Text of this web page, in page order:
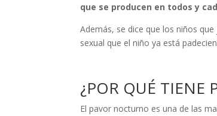
que se producen en todos y
Además, se dice que los niños
sexual que el niño ya está
¿POR QUÉ TIENE
El pavor nocturno es una de las